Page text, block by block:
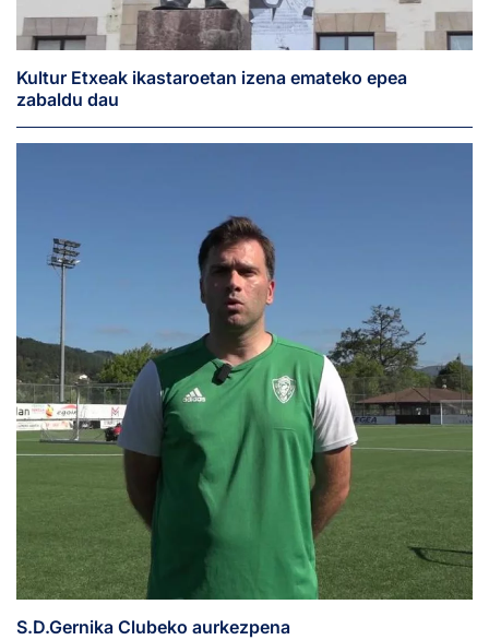
Kultur Etxeak ikastaroetan izena emateko epea
zabaldu dau
S.D.Gernika Clubeko aurkezpena